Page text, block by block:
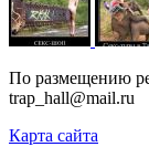
По размещению
trap_hall@mail.ru
Карта сайта